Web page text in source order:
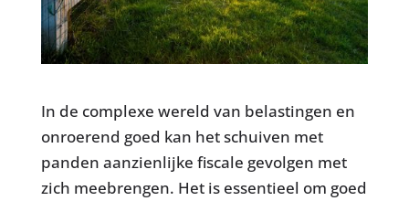
In de complexe wereld van belastingen en
onroerend goed kan het schuiven met
panden aanzienlijke fiscale gevolgen met
zich meebrengen. Het is essentieel om goed